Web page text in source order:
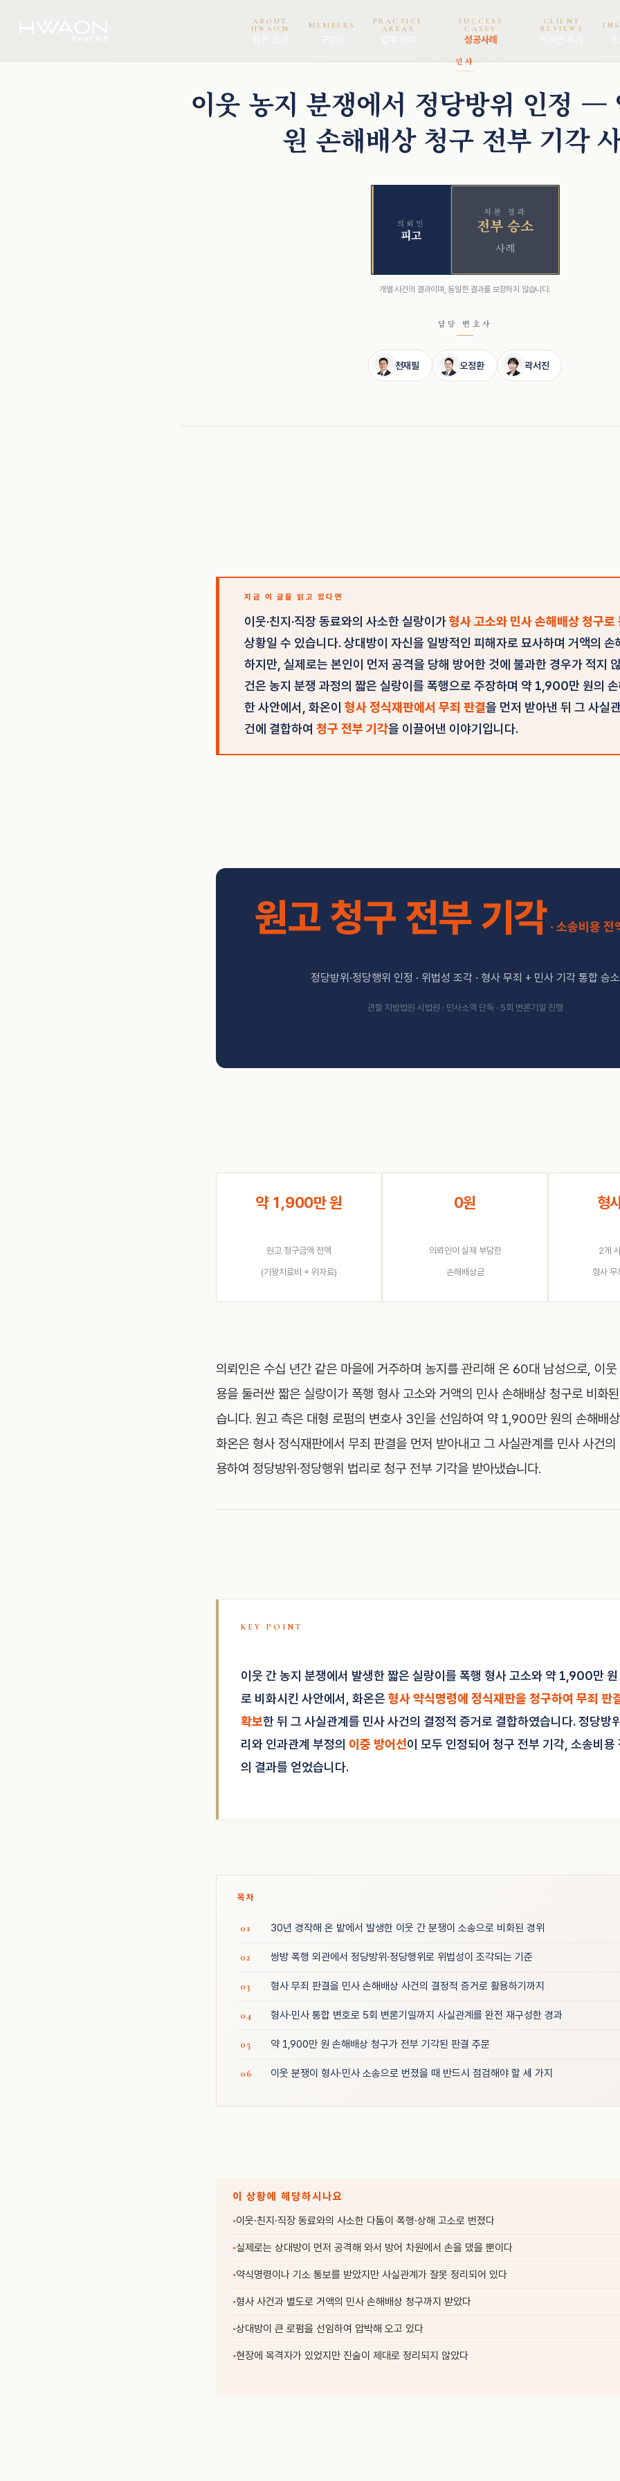
ABOUT
HWAON
MEMBERS
PRACTICE
AREAS
SUCCESS
CASES
성공사례
CLIENT
REVIEWS
민사
이웃 농지 분쟁에서 정당방위 인정 —
원 손해배상 청구 전부 기각
의뢰인
피고
처분 결과
전부 승소
사례
개별 사건의 결과이며, 동일한 결과를 보장하지 않습니다.
담당 변호사
천재필 오정환 곽서진
지금 이 글을 읽고 있다면
이웃·친지·직장 동료와의 사소한 실랑이가형사 고소와 민사 손해배상 청구로
상황일 수 있습니다. 상대방이 자신을 일방적인 피해자로 묘사하며 거액의 손
하지만, 실제로는 본인이 먼저 공격을 당해 방어한 것에 불과한 경우가 적지
건은 농지 분쟁 과정의 짧은 실랑이를 폭행으로 주장하며 약 1,900만 원의
한 사안에서, 화온이 형사 정식재판에서 무죄 판결을 먼저 받아낸 뒤 그 사실
건에 결합하여 청구 전부 기각을 이끌어낸 이야기입니다.
원고 청구 전부 기각 · 소송비용 전
정당방위·정당행위 인정 · 위법성 조각 · 형사 무죄 + 민사 기각 통합 승소
관할 지방법원 시법원 · 민사소액 단독 · 5회 변론기일 진행
약 1,900만 원
원고 청구금액 전액
(기왕치료비 + 위자료)
0원
의뢰인이 실제 부담한
손해배상금
형
2개
형사
의뢰인은 수십 년간 같은 마을에 거주하며 농지를 관리해 온 60대 남성으로, 이
용을 둘러싼 짧은 실랑이가 폭행 형사 고소와 거액의 민사 손해배상 청구로 비화
습니다. 원고 측은 대형 로펌의 변호사 3인을 선임하여 약 1,900만 원의 손해배
화온은 형사 정식재판에서 무죄 판결을 먼저 받아내고 그 사실관계를 민사 사건
용하여 정당방위·정당행위 법리로 청구 전부 기각을 받아냈습니다.
이웃 간 농지 분쟁에서 발생한 짧은 실랑이를 폭행 형사 고소와 약 1,900만
로 비화시킨 사안에서, 화온은 형사 약식명령에 정식재판을 청구하여 무죄 판
확보한 뒤 그 사실관계를 민사 사건의 결정적 증거로 결합하였습니다. 정당방
리와 인과관계 부정의 이중 방어선이 모두 인정되어 청구 전부 기각, 소송비용
의 결과를 얻었습니다.
목차
30년 경작해 온 밭에서 발생한 이웃 간 분쟁이 소송으로 비화된 경위
쌍방 폭행 외관에서 정당방위·정당행위로 위법성이 조각되는 기준
형사 무죄 판결을 민사 손해배상 사건의 결정적 증거로 활용하기까지
형사·민사 통합 변호로 5회 변론기일까지 사실관계를 완전 재구성한 경과
약 1,900만 원 손해배상 청구가 전부 기각된 판결 주문
이웃 분쟁이 형사·민사 소송으로 번졌을 때 반드시 점검해야 할 세 가지
이 상황에 해당하시나요
이웃·친지·직장 동료와의 사소한 다툼이 폭행·상해 고소로 번졌다
실제로는 상대방이 먼저 공격해 와서 방어 차원에서 손을 댔을 뿐이다
약식명령이나 기소 통보를 받았지만 사실관계가 잘못 정리되어 있다
형사 사건과 별도로 거액의 민사 손해배상 청구까지 받았다
상대방이 큰 로펌을 선임하여 압박해 오고 있다
현장에 목격자가 있었지만 진술이 제대로 정리되지 않았다